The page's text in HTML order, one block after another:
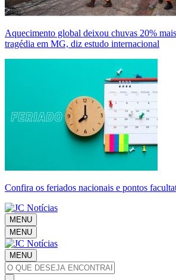
Aquecimento global deixou chuvas 20%
tragédia em MG, diz estudo internacional
Confira os feriados nacionais e pontos
MENU
MENU
MENU